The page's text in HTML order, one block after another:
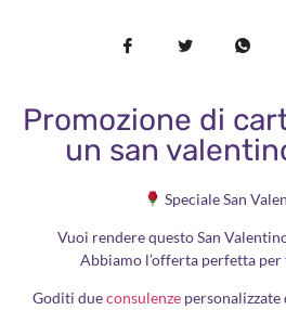
Promozione di
un san
Speciale San
Vuoi rendere questo San
Abbiamo l’offerta perfetta
Goditi dueconsulenze